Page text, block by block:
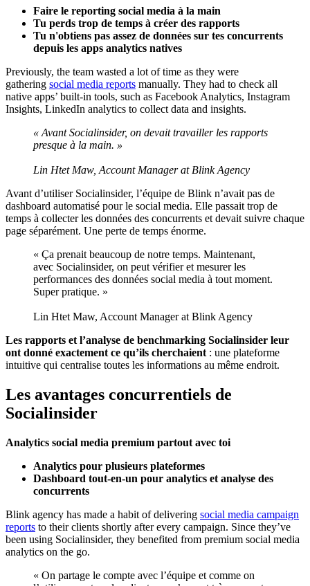
Faire le reporting social media à la main
Tu perds trop de temps à créer des rapports
Tu n'obtiens pas assez de données sur tes concurrents
depuis les apps analytics natives
Previously, the team wasted a lot of time as they were
gathering social media reports manually. They had to check all
native apps’ built-in tools, such as Facebook Analytics, Instagram
Insights, LinkedIn analytics to collect data and insights.
« Avant Socialinsider, on devait travailler les rapports
presque à la main. »
Lin Htet Maw, Account Manager at Blink Agency
Avant d’utiliser Socialinsider, l’équipe de Blink n’avait pas de
dashboard automatisé pour le social media. Elle passait trop de
temps à collecter les données des concurrents et devait suivre chaque
page séparément. Une perte de temps énorme.
« Ça prenait beaucoup de notre temps. Maintenant,
avec Socialinsider, on peut vérifier et mesurer les
performances des données social media à tout moment.
Super pratique. »
Lin Htet Maw, Account Manager at Blink Agency
Les rapports et l’analyse de benchmarking Socialinsider leur
ont donné exactement ce qu’ils cherchaient : une plateforme
intuitive qui centralise toutes les informations au même endroit.
Les avantages concurrentiels de
Socialinsider
Analytics social media premium partout avec toi
Analytics pour plusieurs plateformes
Dashboard tout-en-un pour analytics et analyse des
concurrents
Blink agency has made a habit of delivering social media campaign
reports to their clients shortly after every campaign. Since they’ve
been using Socialinsider, they benefited from premium social media
analytics on the go.
« On partage le compte avec l’équipe et comme on